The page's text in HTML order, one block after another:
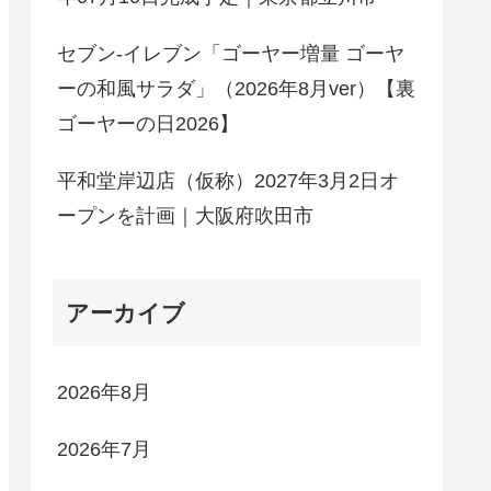
セブン-イレブン「ゴーヤー増量 ゴーヤ
ーの和風サラダ」（2026年8月ver）【裏
ゴーヤーの日2026】
平和堂岸辺店（仮称）2027年3月2日オ
ープンを計画｜大阪府吹田市
アーカイブ
2026年8月
2026年7月